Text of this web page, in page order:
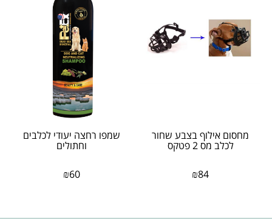
מחסום אילוף בצבע שחור
לכלב מס 2 פטקס
₪84
שמפו רחצה יעודי לכלבים
וחתולים
₪60